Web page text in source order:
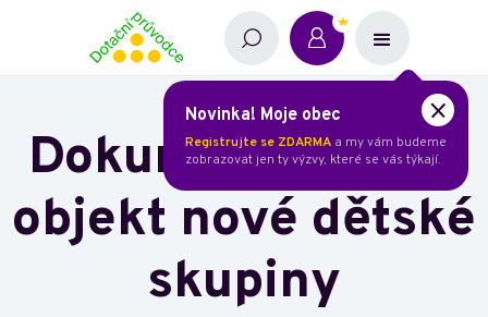
Novinka! Moje obec
Registrujte se ZDARMA a my vám budeme
zobrazovat jen ty výzvy, které se vás týkají.
Dokumentace pro
objekt nové dětské
skupiny